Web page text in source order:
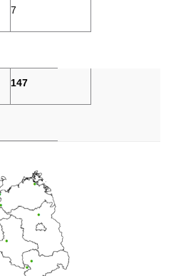
7
147